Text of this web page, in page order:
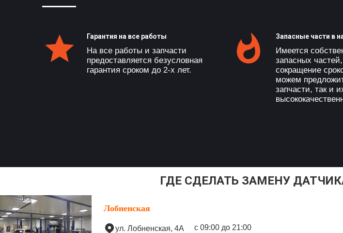
Гарантия на все работы
На все работы и запчасти
предоставляется безусловная
гарантия сроком до 2-х лет.
Запасные части в
Имеется
запасных
сокращение
можем
запчасти, так и
ГДЕ СДЕЛАТЬ ЗАМЕНУ ДАТЧИКА
Лобненская
ул. Лобненская, 4А с 09:00 до 21:00